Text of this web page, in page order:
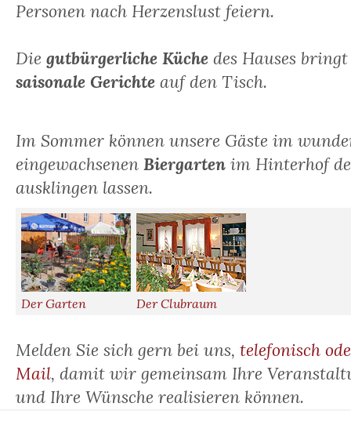
Personen nach Herzenslust feiern.
Die gutbürgerliche Küche des Hauses
saisonale Gerichte auf den Tisch.
Im Sommer können unsere Gäste im
eingewachsenen Biergarten im Hinterhof
ausklingen lassen.
Der Garten Der Clubraum
Melden Sie sich gern bei uns, telefonisch
Mail, damit wir gemeinsam Ihre
und Ihre Wünsche realisieren können.